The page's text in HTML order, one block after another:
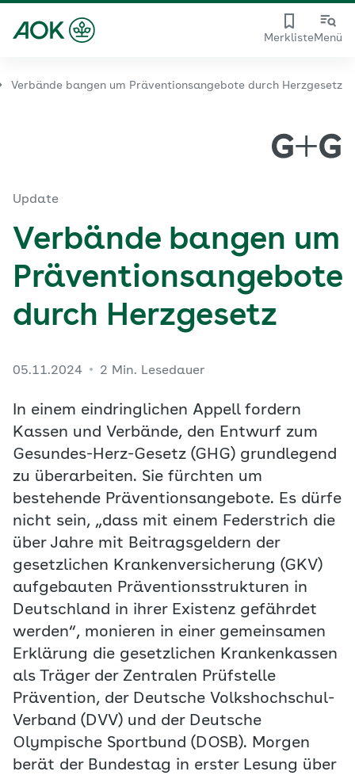
MerklisteMenü
Verbände bangen um Präventionsangebote durch Herzgesetz
Update
Verbände bangen um
Präventionsangebote
durch Herzgesetz
05.11.2024 2 Min. Lesedauer
In einem eindringlichen Appell fordern
Kassen und Verbände, den Entwurf zum
Gesundes-Herz-Gesetz (GHG) grundlegend
zu überarbeiten. Sie fürchten um
bestehende Präventionsangebote. Es dürfe
nicht sein, „dass mit einem Federstrich die
über Jahre mit Beitragsgeldern der
gesetzlichen Krankenversicherung (GKV)
aufgebauten Präventionsstrukturen in
Deutschland in ihrer Existenz gefährdet
werden“, monieren in einer gemeinsamen
Erklärung die gesetzlichen Krankenkassen
als Träger der Zentralen Prüfstelle
Prävention, der Deutsche Volkshochschul-
Verband (DVV) und der Deutsche
Olympische Sportbund (DOSB). Morgen
berät der Bundestag in erster Lesung über